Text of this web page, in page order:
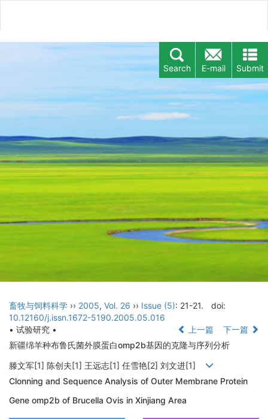
Submit
E-mail
Search
畜牧与饲料科学 ›› 2005, Vol. 26 ›› Issue (5): 21-21.
doi:
10.12160/j.issn.1672-5190.2005.05.016
• 试验研究 •
上一篇
下一篇
新疆绵羊种布鲁氏菌外膜蛋白omp2b基因的克隆与序列分析
滕文军[1] 陈创夫[1] 王远志[1] 任雪艳[2] 刘文进[1]
Clonning and Sequence Analysis of Outer Membrane Protein
Gene omp2b of Brucella Ovis in Xinjiang Area